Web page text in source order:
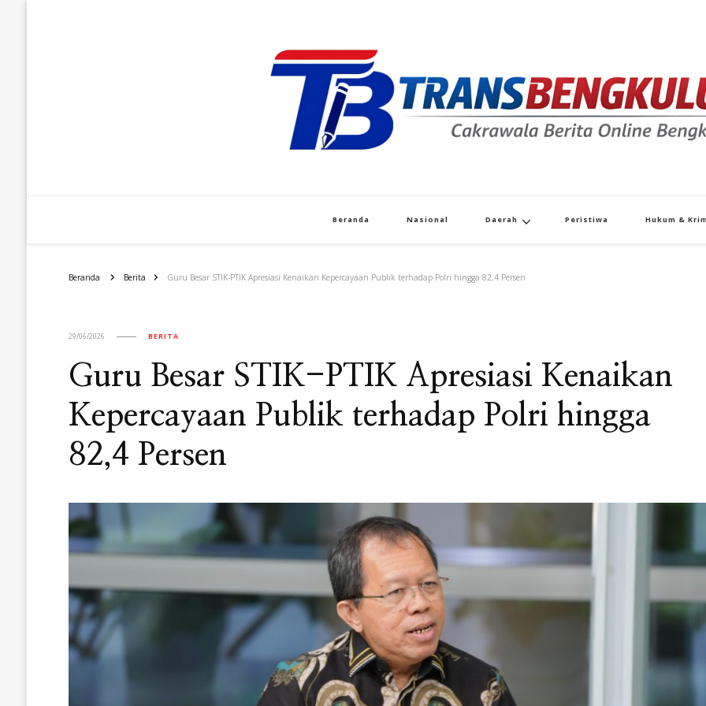
Beranda Nasional Daerah Peristiwa Hukum &
Beranda Berita Guru Besar STIK-PTIK Apresiasi Kenaikan Kepercayaan Publik terhadap Polri hingga 82,4 Persen
29/06/2026 BERITA
Guru Besar STIK-PTIK Apresiasi Kenaikan
Kepercayaan Publik terhadap Polri hingga
82,4 Persen